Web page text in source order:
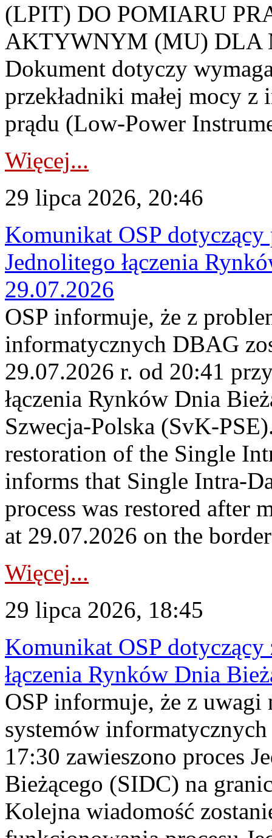
(LPIT) DO POMIARU
AKTYWNYM (MU) DLA
Dokument dotyczy
przekładniki małej mocy
prądu (Low-Power
Więcej...
29 lipca 2026, 20:46
Komunikat OSP
Jednolitego łączenia
29.07.2026
OSP informuje, że z
informatycznych DBAG
29.07.2026 r. od 20:41
łączenia Rynków Dnia
Szwecja-Polska (SvK-
restoration of the Single
informs that Single Intra-
process was restored after
at 29.07.2026 on the
Więcej...
29 lipca 2026, 18:45
Komunikat OSP dotyczący
łączenia Rynków Dnia
OSP informuje, że z uwagi
systemów
17:30 zawieszono proces
Bieżącego (SIDC) na
Kolejna wiadomość